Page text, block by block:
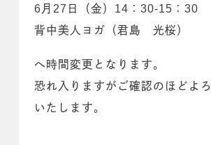
6月27日（金）14：30-15：30
背中美人ヨガ（君島 光桜）
へ時間変更となります。
恐れ入りますがご確認のほどよ
いたします。